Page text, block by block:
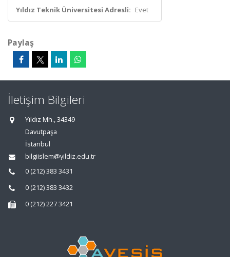
Yıldız Teknik Üniversitesi Adresli: Evet
Paylaş
İletişim Bilgileri
Yıldız Mh., 34349
Davutpaşa
İstanbul
bilgiislem@yildiz.edu.tr
0 (212) 383 3431
0 (212) 383 3432
0 (212) 227 3421